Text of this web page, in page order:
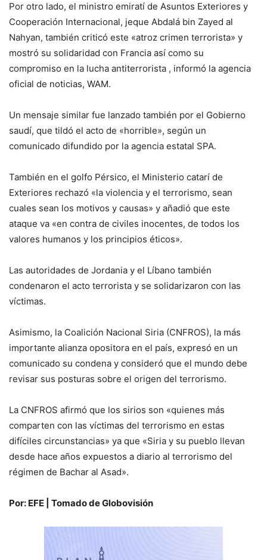
Por otro lado, el ministro emiratí de Asuntos Exteriores y
Cooperación Internacional, jeque Abdalá bin Zayed al
Nahyan, también criticó este «atroz crimen terrorista» y
mostró su solidaridad con Francia así como su
compromiso en la lucha antiterrorista , informó la agencia
oficial de noticias, WAM.
Un mensaje similar fue lanzado también por el Gobierno
saudí, que tildó el acto de «horrible», según un
comunicado difundido por la agencia estatal SPA.
También en el golfo Pérsico, el Ministerio catarí de
Exteriores rechazó «la violencia y el terrorismo, sean
cuales sean los motivos y causas» y añadió que este
ataque va «en contra de civiles inocentes, de todos los
valores humanos y los principios éticos».
Las autoridades de Jordania y el Líbano también
condenaron el acto terrorista y se solidarizaron con las
víctimas.
Asimismo, la Coalición Nacional Siria (CNFROS), la más
importante alianza opositora en el país, expresó en un
comunicado su condena y consideró que el mundo debe
revisar sus posturas sobre el origen del terrorismo.
La CNFROS afirmó que los sirios son «quienes más
comparten con las víctimas del terrorismo en estas
difíciles circunstancias» ya que «Siria y su pueblo llevan
desde hace años expuestos a diario al terrorismo del
régimen de Bachar al Asad».
Por: EFE | Tomado de Globovisión